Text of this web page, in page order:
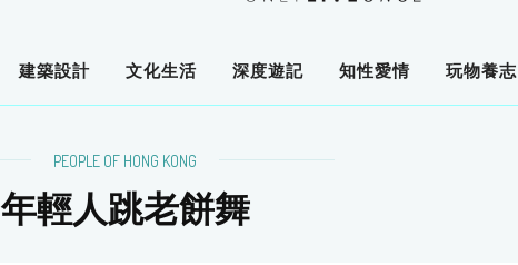
建築設計 文化生活 深度遊記 知性愛情 玩物養志
PEOPLE OF HONG KONG
年輕人跳老餅舞